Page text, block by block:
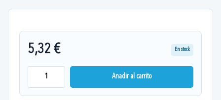
5,32 € En stock
Anadir al carrito